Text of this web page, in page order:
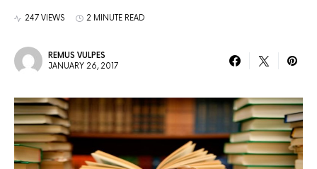
247 VIEWS 2 MINUTE READ
REMUS VULPES
JANUARY 26, 2017